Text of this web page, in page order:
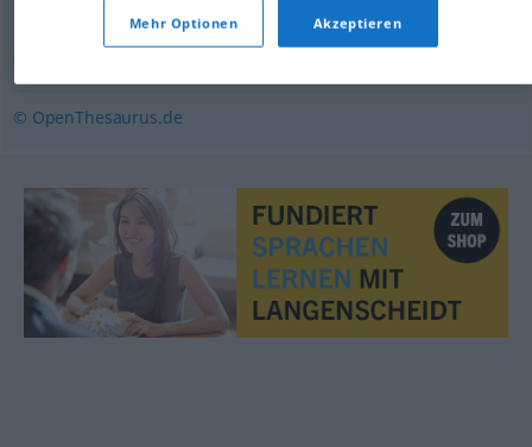
frech (fig.)
© OpenThesaurus.de
Mehr Optionen Akzeptieren